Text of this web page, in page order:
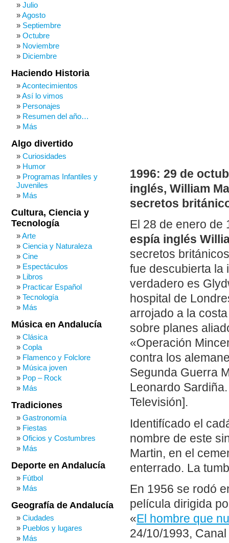
1996: 29 de
inglés, William
secretos
El 28 de enero
espía inglés
secretos
fue descubierta la
verdadero es
hospital de
arrojado a la
sobre planes
«Operación
contra los
Segunda Guerra
Leonardo
Televisión].
Identifícado el
nombre de este
Martin, en el
enterrado. La
En 1956 se rodó
película dirigida
« El hombre que
24/10/1993,
Julio
Agosto
Septiembre
Octubre
Noviembre
Diciembre
Haciendo Historia
Acontecimientos
Así lo vimos
Personajes
Resumen del año…
Más
Algo divertido
Curiosidades
Humor
Programas Infantiles y
Juveniles
Más
Cultura, Ciencia y
Tecnología
Arte
Ciencia y Naturaleza
Cine
Espectáculos
Libros
Practicar Español
Tecnología
Más
Música en Andalucía
Clásica
Copla
Flamenco y Folclore
Música joven
Pop – Rock
Más
Tradiciones
Gastronomía
Fiestas
Oficios y Costumbres
Más
Deporte en Andalucía
Fútbol
Más
Geografía de Andalucía
Ciudades
Pueblos y lugares
Más